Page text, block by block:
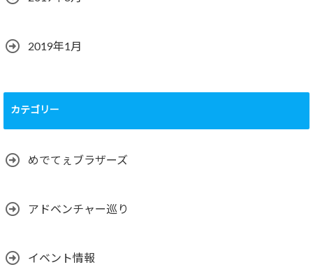
2019年1月
カテゴリー
めでてぇブラザーズ
アドベンチャー巡り
イベント情報